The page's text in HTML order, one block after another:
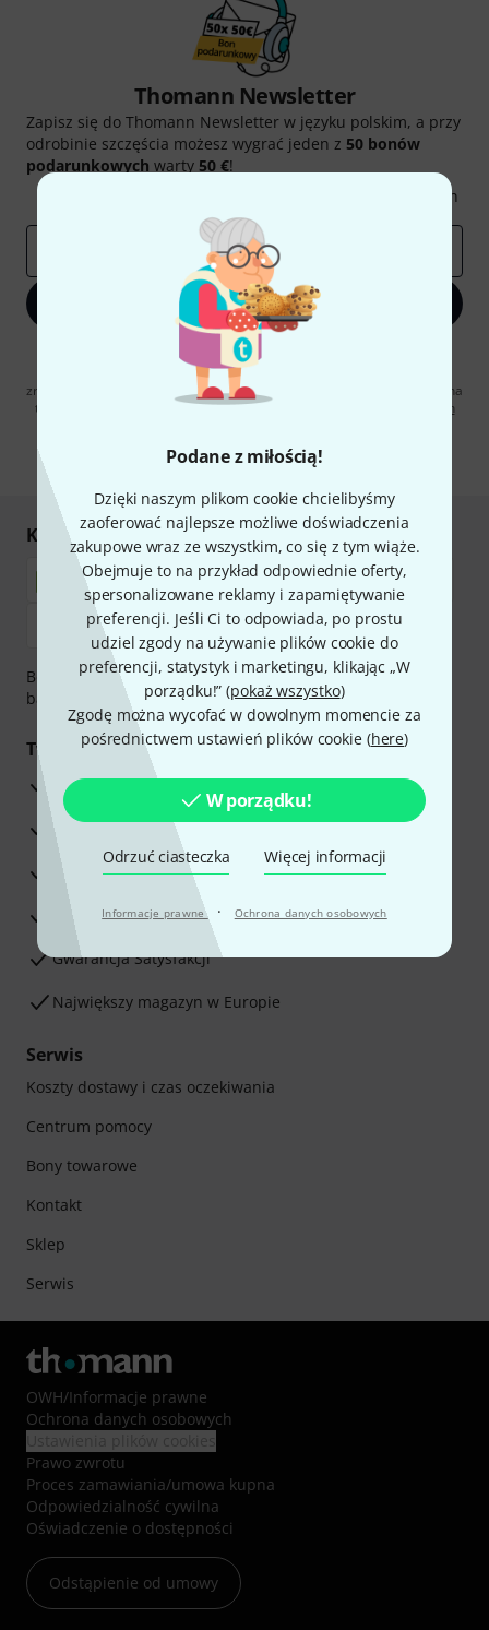
Podane z miłością!
Dzięki naszym plikom cookie chcielibyśmy
zaoferować najlepsze możliwe doświadczenia
zakupowe wraz ze wszystkim, co się z tym wiąże.
Obejmuje to na przykład odpowiednie oferty,
spersonalizowane reklamy i zapamiętywanie
preferencji. Jeśli Ci to odpowiada, po prostu
udziel zgody na używanie plików cookie do
preferencji, statystyk i marketingu, klikając „W
porządku!” (pokaż wszystko)
Zgodę można wycofać w dowolnym momencie za
pośrednictwem ustawień plików cookie (here)
W porządku!
Odrzuć ciasteczka Więcej informacji
Informacje prawne · Ochrona danych osobowych
Thomann Newsletter
Zapisz się do Thomann Newsletter w języku polskim, a przy
odrobinie szczęścia możesz wygrać jeden z 50 bonów
podarunkowych warty 50 €!
Spostrzeżenia Thomann
Zapisz się teraz
Klikając na „Zapisz się teraz”, wyrażasz zgodę na otrzymywanie
materialów reklamowych przesyłanych drogą elektroniczną. Możesz
zrezygnować z subskrypcji w dowolnym momencie. Więcej informacji na
temat newslettera można znaleźć w naszych
wytycznych dotyczących
* Wymagany
Kupuj i płać bezpiecznie
Bezpieczna płatność przez Za pobraniem, Przelew
bankowy, PayPal, Blik lub Karta kredytowa.
Twoje korzyści
3-letnia Gwarancja Thomann
30-dniowa gwarancja zwrotu pieniędzy
Serwis Naprawczy
Porada naszych ekspertów
Gwarancja Satysfakcji
Największy magazyn w Europie
Serwis
Koszty dostawy i czas oczekiwania
Centrum pomocy
Bony towarowe
Kontakt
Sklep
Serwis
OWH/Informacje prawne
Ochrona danych osobowych
Prawo zwrotu
Proces zamawiania/umowa kupna
Odpowiedzialność cywilna
Oświadczenie o dostępności
Odstąpienie od umowy